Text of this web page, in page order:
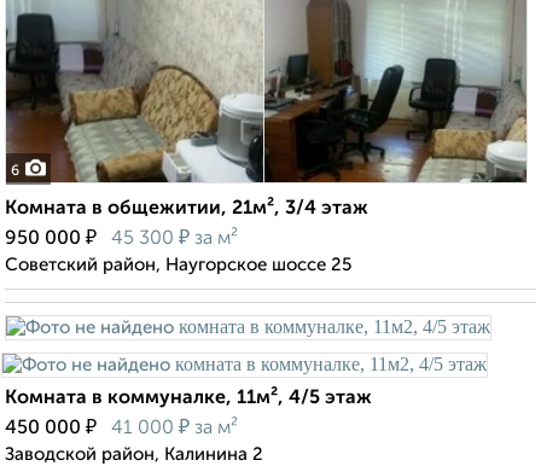
6
Комната в общежитии, 21м², 3/4 этаж
950 000 ₽ 45 300 ₽ за м²
Советский район, Наугорское шоссе 25
Комната в коммуналке, 11м², 4/5 этаж
450 000 ₽ 41 000 ₽ за м²
Заводской район, Калинина 2